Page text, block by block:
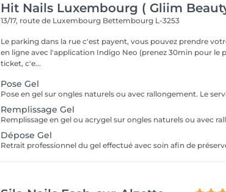
Hit Nails Luxembourg ( Gliim
13/17, route de Luxembourg Bettembourg L-3253
Le parking dans la rue c'est payent, vous pouvez prendre
en ligne avec l'application Indigo Neo (prenez 30min pour le
ticket, c'e...
Pose Gel
Remplissage Gel
Dépose Gel